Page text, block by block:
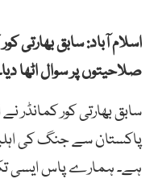
اسلام آباد: سابق بھارتی
صلاحیتوں پر سوال اٹھا
سابق بھارتی کور کمانڈر
پاکستان سے جنگ کی
ہے۔ ہمارے پاس ایسی